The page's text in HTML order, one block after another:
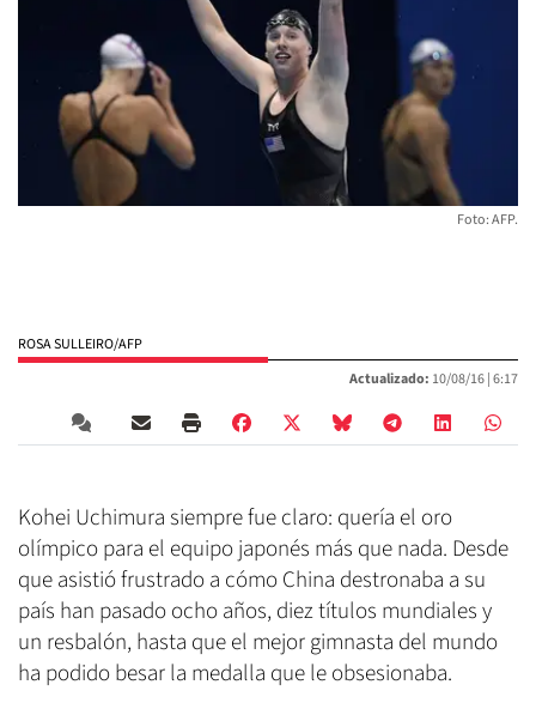
Foto: AFP.
ROSA SULLEIRO/AFP
Actualizado: 10/08/16 |6:17
Kohei Uchimura siempre fue claro: quería el oro
olímpico para el equipo japonés más que nada. Desde
que asistió frustrado a cómo China destronaba a su
país han pasado ocho años, diez títulos mundiales y
un resbalón, hasta que el mejor gimnasta del mundo
ha podido besar la medalla que le obsesionaba.